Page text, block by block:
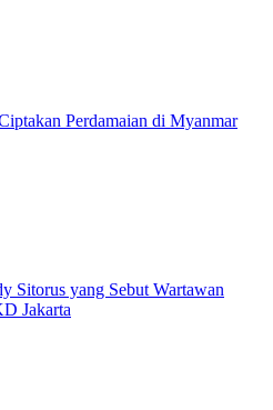
Perdamaian di Myanmar
Sitorus yang Sebut Wartawan
Jakarta